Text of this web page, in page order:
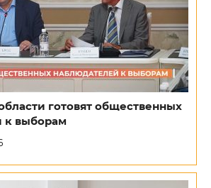
готовят общественных
к выборам